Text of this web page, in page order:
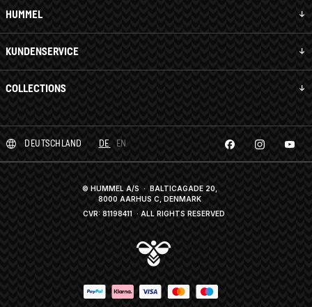
HUMMEL
KUNDENSERVICE
COLLECTIONS
DEUTSCHLAND DE EN
© HUMMEL A/S · BALTICAGADE 20,
8000 AARHUS C, DENMARK
CVR: 81198411 · ALL RIGHTS RESERVED